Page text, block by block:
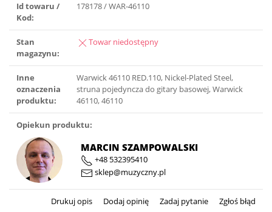
Id towaru /
Kod:
178178 / WAR-46110
Stan
magazynu:
Towar niedostępny
Inne
oznaczenia
produktu:
Warwick 46110 RED.110, Nickel-Plated Steel,
struna pojedyncza do gitary basowej, Warwick
46110, 46110
Opiekun produktu:
MARCIN SZAMPOWALSKI
+48 532395410
sklep@muzyczny.pl
Drukuj opis Dodaj opinię Zadaj pytanie Zgłoś błąd